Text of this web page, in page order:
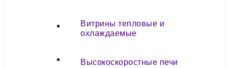
Витрины тепловые и
охлаждаемые
Высокоскоростные печи